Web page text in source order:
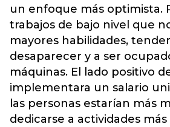
un enfoque más optimista.
trabajos de bajo nivel que
mayores habilidades,
desaparecer y a ser
máquinas. El lado positivo
implementara un salario
las personas estarían más
dedicarse a actividades